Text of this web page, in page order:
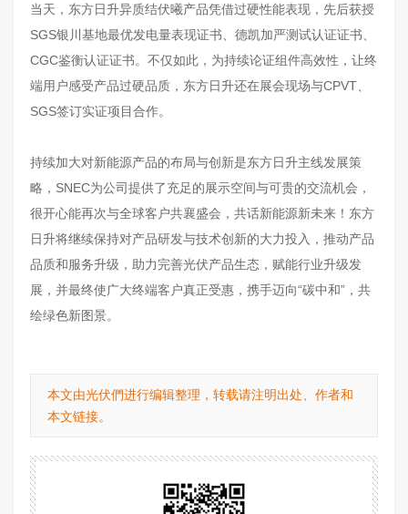
当天，东方日升异质结伏曦产品凭借过硬性能表现，先后获授
SGS银川基地最优发电量表现证书、德凯加严测试认证证书、
CGC鉴衡认证证书。不仅如此，为持续论证组件高效性，让终
端用户感受产品过硬品质，东方日升还在展会现场与CPVT、
SGS签订实证项目合作。
持续加大对新能源产品的布局与创新是东方日升主线发展策
略，SNEC为公司提供了充足的展示空间与可贵的交流机会，
很开心能再次与全球客户共襄盛会，共话新能源新未来！东方
日升将继续保持对产品研发与技术创新的大力投入，推动产品
品质和服务升级，助力完善光伏产品生态，赋能行业升级发
展，并最终使广大终端客户真正受惠，携手迈向“碳中和”，共
绘绿色新图景。
本文由光伏們进行编辑整理，转载请注明出处、作者和
本文链接。